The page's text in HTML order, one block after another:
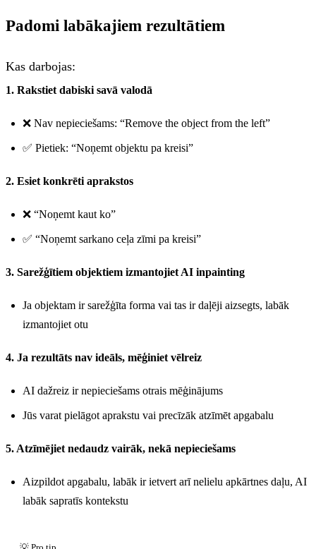
Padomi labākajiem rezultātiem
Kas darbojas:
1. Rakstiet dabiski savā valodā
❌ Nav nepieciešams: “Remove the object from the left”
✅ Pietiek: “Noņemt objektu pa kreisi”
2. Esiet konkrēti aprakstos
❌ “Noņemt kaut ko”
✅ “Noņemt sarkano ceļa zīmi pa kreisi”
3. Sarežģītiem objektiem izmantojiet AI inpainting
Ja objektam ir sarežģīta forma vai tas ir daļēji aizsegts, labāk
izmantojiet otu
4. Ja rezultāts nav ideāls, mēģiniet vēlreiz
AI dažreiz ir nepieciešams otrais mēģinājums
Jūs varat pielāgot aprakstu vai precīzāk atzīmēt apgabalu
5. Atzīmējiet nedaudz vairāk, nekā nepieciešams
Aizpildot apgabalu, labāk ir ietvert arī nelielu apkārtnes daļu, AI
labāk sapratīs kontekstu